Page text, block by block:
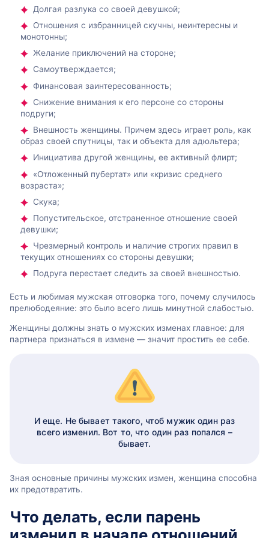
Долгая разлука со своей девушкой;
Отношения с избранницей скучны, неинтересны и
монотонны;
Желание приключений на стороне;
Самоутверждается;
Финансовая заинтересованность;
Снижение внимания к его персоне со стороны
подруги;
Внешность женщины. Причем здесь играет роль, как
образ своей спутницы, так и объекта для адюльтера;
Инициатива другой женщины, ее активный флирт;
«Отложенный пубертат» или «кризис среднего
возраста»;
Скука;
Попустительское, отстраненное отношение своей
девушки;
Чрезмерный контроль и наличие строгих правил в
текущих отношениях со стороны девушки;
Подруга перестает следить за своей внешностью.
Есть и любимая мужская отговорка того, почему случилось
прелюбодеяние: это было всего лишь минутной слабостью.
Женщины должны знать о мужских изменах главное: для
партнера признаться в измене — значит простить ее себе.
И еще. Не бывает такого, чтоб мужик один раз
всего изменил. Вот то, что один раз попался –
бывает.
Зная основные причины мужских измен, женщина способна
их предотвратить.
Что делать, если парень